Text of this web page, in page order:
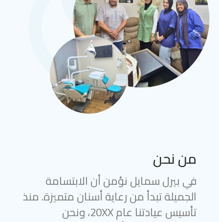
من نحن
في بيرل سمايل نؤمن أن الابتسامة
الجميلة تبدأ من رعاية أسنان متميزة. منذ
تأسيس عيادتنا عام 20XX، ونحن